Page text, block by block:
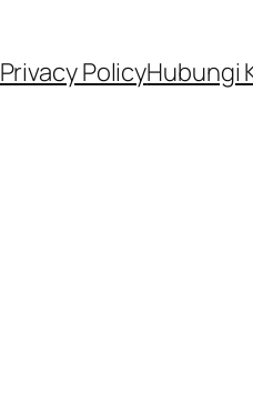
Privacy PolicyHubungi